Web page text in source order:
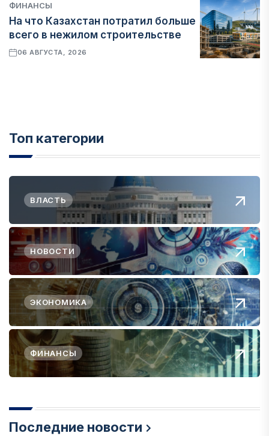
ФИНАНСЫ
На что Казахстан потратил больше
всего в нежилом строительстве
06 АВГУСТА, 2026
Топ категории
ВЛАСТЬ
НОВОСТИ
ЭКОНОМИКА
ФИНАНСЫ
Последние новости